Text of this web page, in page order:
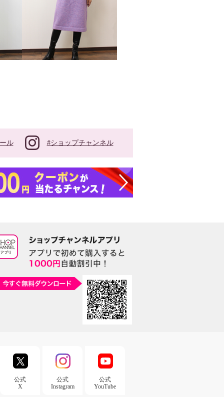
ル #ショップチャンネル
公式
X
公式
Instagram
公式
YouTube